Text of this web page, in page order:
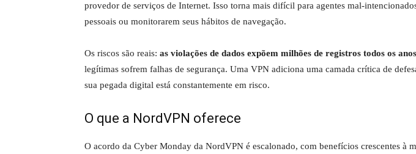
provedor de serviços de Internet. Isso torna mais difícil para agentes mal-
pessoais ou monitorarem seus hábitos de navegação.
Os riscos são reais: as violações de dados expõem milhões de registros todos os anos
legítimas sofrem falhas de segurança. Uma VPN adiciona uma camada crítica de
sua pegada digital está constantemente em risco.
O que a NordVPN oferece
O acordo da Cyber ​​Monday da NordVPN é escalonado, com benefícios crescentes à